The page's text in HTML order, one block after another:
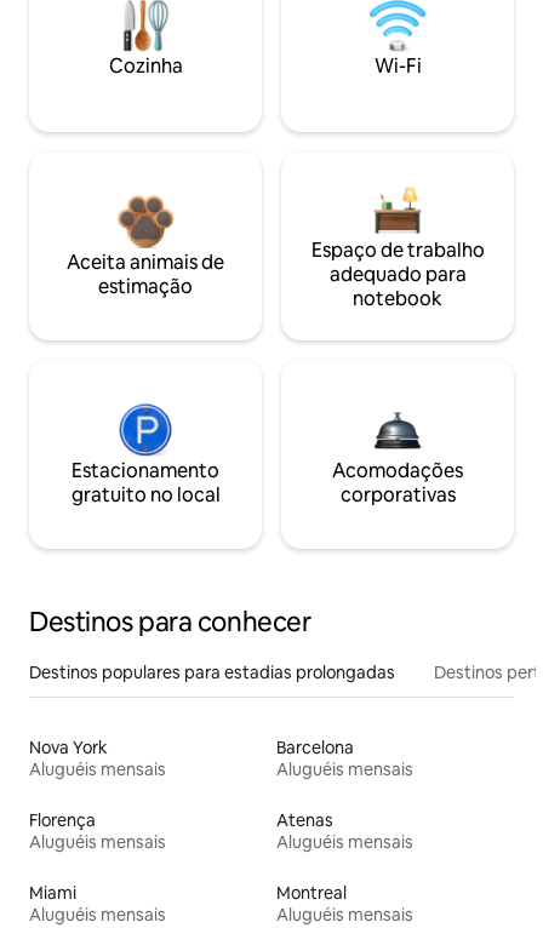
Cozinha Wi-Fi
Aceita animais de
estimação
Espaço de trabalho
adequado para
notebook
Estacionamento
gratuito no local
Acomodações
corporativas
Destinos para conhecer
Destinos populares para estadias prolongadas Destinos
Nova York
Aluguéis mensais
Barcelona
Aluguéis mensais
Florença
Aluguéis mensais
Atenas
Aluguéis mensais
Miami
Aluguéis mensais
Montreal
Aluguéis mensais